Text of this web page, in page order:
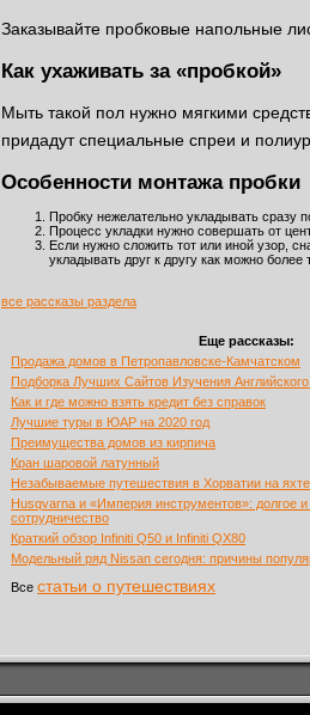
Заказывайте пробковые напольные
Как ухаживать за «пробкой»
Мыть такой пол нужно мягкими
придадут специальные спреи и
Особенности монтажа пробки
Пробку нежелательно укладывать сразу
Процесс укладки нужно совершать от
Если нужно сложить тот или иной узор,
укладывать друг к другу как можно
все рассказы раздела
Еще рассказы:
Продажа домов в Петропавловске-Камчатском
Подборка Лучших Сайтов Изучения
Как и где можно взять кредит без справок
Лучшие туры в ЮАР на 2020 год
Преимущества домов из кирпича
Кран шаровой латунный
Незабываемые путешествия в Хорватии на яхте
Husqvarna и «Империя инструментов»: долгое
сотрудничество
Краткий обзор Infiniti Q50 и Infiniti QX80
Модельный ряд Nissan сегодня: причины
Все статьи о путешествиях